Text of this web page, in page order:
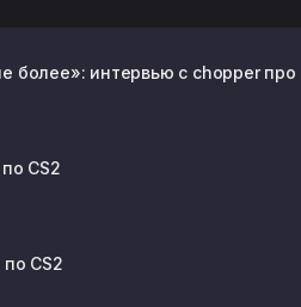
интервью с chopper про
CS2
CS2